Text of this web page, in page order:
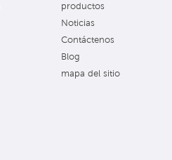
productos
Noticias
Contáctenos
Blog
mapa del sitio